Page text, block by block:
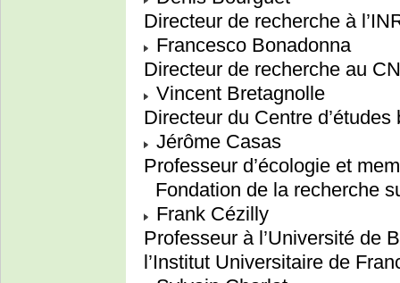
Directeur de recherche à
Francesco Bonadonna
Directeur de recherche au
Vincent Bretagnolle
Directeur du Centre
Jérôme Casas
Professeur d’écologie et
Fondation de la recherche
Frank Cézilly
Professeur à l’Université de
l’Institut Universitaire de